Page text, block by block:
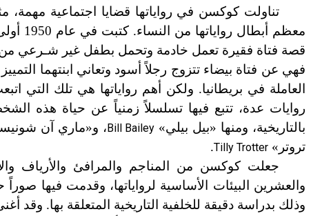
تناولت كوكسن في رواياتها قضايا اجتماعية مهمة،
معظم أبطال رواياتها من النساء. كتبت في عام 1950 أولى رواياتها «كيت هانيغان»
قصة فتاة فقيرة تعمل خادمة وتحمل بطفل غير شـرعي من
فهي عن فتاة بيضاء تتزوج رجلاً أسود وتعاني ابنتهما
العاملة في بريطانيا. ولكن أهم رواياتها هي تلك
روايات عدة، تتبع فيها تسلسلاً زمنياً عن حياة هذه
بالتاريخية، ومنها «بيل بيلي» Bill Bailey، و«ماري آن
تروتر» Tilly Trotter
.
جعلت كوكسن من المناجم والمرافئ والأرياف
والعشرين البيئات الأساسية لرواياتها، وقدمت فيها صوراً
وذلك بدراسة دقيقة للخلفية التاريخية المتعلقة بها. وقد